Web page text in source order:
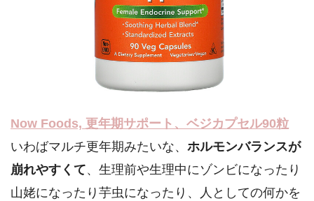
Now Foods, 更年期サポート、ベジカプセル90粒
いわばマルチ更年期みたいな、 ホルモンバランスが
崩れやすくて、生理前や生理中にゾンビになったり
山姥になったり芋虫になったり、人としての何かを